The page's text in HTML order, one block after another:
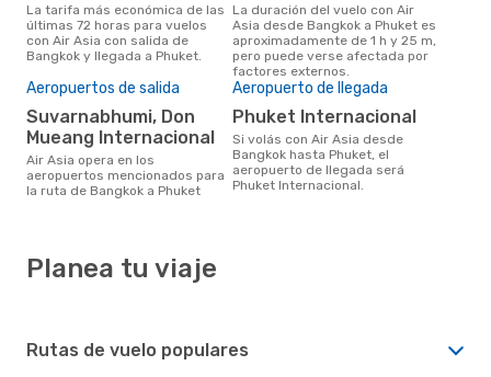
La tarifa más económica de las
últimas 72 horas para vuelos
con Air Asia con salida de
Bangkok y llegada a Phuket.
La duración del vuelo con Air
Asia desde Bangkok a Phuket es
aproximadamente de 1 h y 25 m,
pero puede verse afectada por
factores externos.
Aeropuertos de salida
Suvarnabhumi, Don
Mueang Internacional
Air Asia opera en los
aeropuertos mencionados para
la ruta de Bangkok a Phuket
Aeropuerto de llegada
Phuket Internacional
Si volás con Air Asia desde
Bangkok hasta Phuket, el
aeropuerto de llegada será
Phuket Internacional.
Planea tu viaje
Rutas de vuelo populares